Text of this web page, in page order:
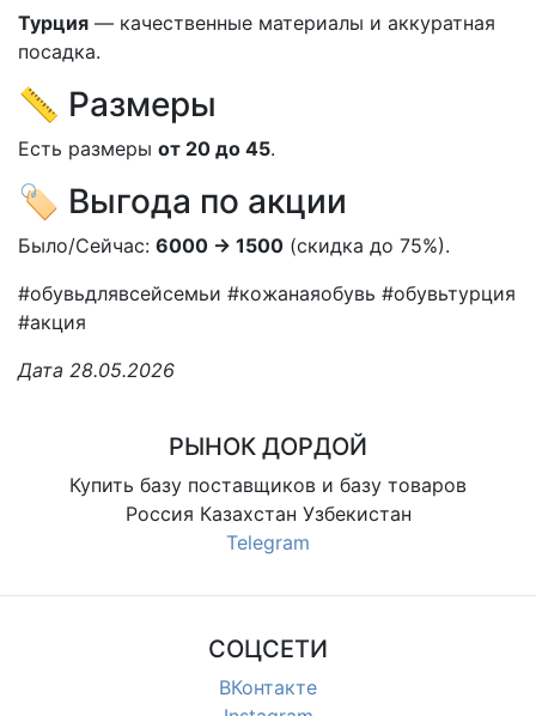
Турция — качественные материалы и аккуратная
посадка.
📏 Размеры
Есть размеры от 20 до 45.
🏷️ Выгода по акции
Было/Сейчас: 6000 → 1500 (скидка до 75%).
#обувьдлявсейсемьи #кожанаяобувь #обувьтурция
#акция
Дата 28.05.2026
РЫНОК ДОРДОЙ
Купить базу поставщиков и базу товаров
Россия Казахстан Узбекистан
Telegram
СОЦСЕТИ
ВКонтакте